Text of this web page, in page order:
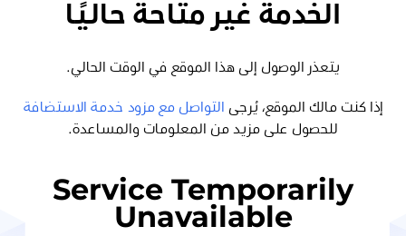
الخدمة غير متاحة حاليًا
يتعذر الوصول إلى هذا الموقع في الوقت الحالي.
إذا كنت مالك الموقع، يُرجى
التواصل مع مزود خدمة الاستضافة
للحصول على مزيد من المعلومات والمساعدة.
Service Temporarily
Unavailable